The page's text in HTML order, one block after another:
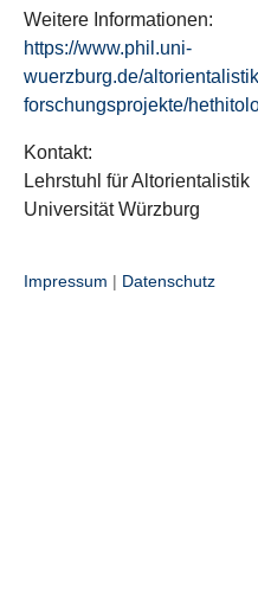
Weitere Informationen:
https://www.phil.uni-
wuerzburg.de/
forschungsprojekte/
Kontakt:
Lehrstuhl für Altorientalistik
Universität Würzburg
Impressum | Datenschutz